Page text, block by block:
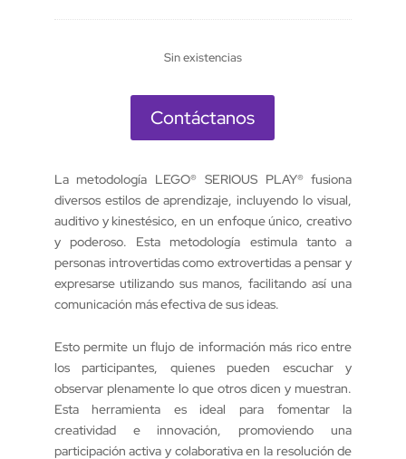
Sin existencias
Contáctanos
La metodología LEGO® SERIOUS PLAY® fusiona
diversos estilos de aprendizaje, incluyendo lo visual,
auditivo y kinestésico, en un enfoque único, creativo
y poderoso. Esta metodología estimula tanto a
personas introvertidas como extrovertidas a pensar y
expresarse utilizando sus manos, facilitando así una
comunicación más efectiva de sus ideas.
Esto permite un flujo de información más rico entre
los participantes, quienes pueden escuchar y
observar plenamente lo que otros dicen y muestran.
Esta herramienta es ideal para fomentar la
creatividad e innovación, promoviendo una
participación activa y colaborativa en la resolución de